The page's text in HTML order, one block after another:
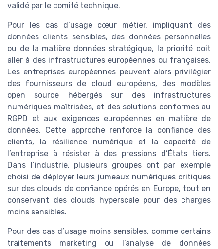
validé par le comité technique.
Pour les cas d’usage cœur métier, impliquant des
données clients sensibles, des données personnelles
ou de la matière données stratégique, la priorité doit
aller à des infrastructures européennes ou françaises.
Les entreprises européennes peuvent alors privilégier
des fournisseurs de cloud européens, des modèles
open source hébergés sur des infrastructures
numériques maîtrisées, et des solutions conformes au
RGPD et aux exigences européennes en matière de
données. Cette approche renforce la confiance des
clients, la résilience numérique et la capacité de
l’entreprise à résister à des pressions d’États tiers.
Dans l’industrie, plusieurs groupes ont par exemple
choisi de déployer leurs jumeaux numériques critiques
sur des clouds de confiance opérés en Europe, tout en
conservant des clouds hyperscale pour des charges
moins sensibles.
Pour des cas d’usage moins sensibles, comme certains
traitements marketing ou l’analyse de données